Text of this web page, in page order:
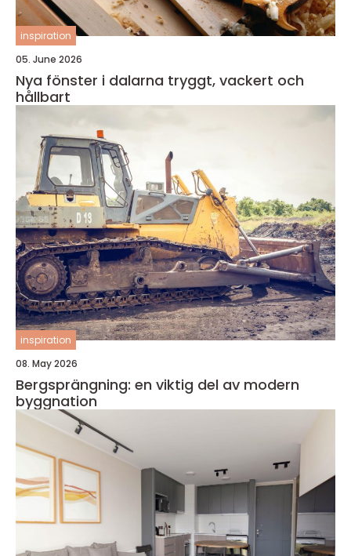
inspiration
05. June 2026
Nya fönster i dalarna tryggt, vackert och
hållbart
inspiration
08. May 2026
Bergsprängning: en viktig del av modern
byggnation